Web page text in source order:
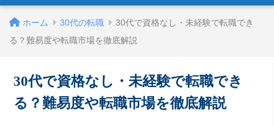
ホーム 30代の転職
30代で資格なし・未経験で転職でき
る？難易度や転職市場を徹底解説
30代で資格なし・未経験で転職でき
る？難易度や転職市場を徹底解説